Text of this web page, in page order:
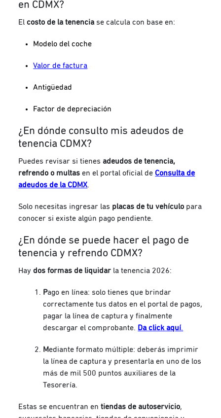
en CDMX?
El costo de la tenencia se calcula con base en:
Modelo del coche
Valor de factura
Antigüedad
Factor de depreciación
¿En dónde consulto mis adeudos de
tenencia CDMX?
Puedes revisar si tienes adeudos de tenencia,
refrendo o multas en el portal oficial de Consulta de
adeudos de la CDMX.
Solo necesitas ingresar las placas de tu vehículo para
conocer si existe algún pago pendiente.
¿En dónde se puede hacer el pago de
tenencia y refrendo CDMX?
Haydos formas de liquidar la tenencia 2026:
Pago en línea: solo tienes que brindar
correctamente tus datos en el portal de pagos,
pagar la línea de captura y finalmente
descargar el comprobante. Da click aquí.
Mediante formato múltiple:deberás imprimir
la línea de captura y presentarla en uno de los
más de mil 500 puntos auxiliares de la
Tesorería.
Estas se encuentran entiendas de autoservicio,